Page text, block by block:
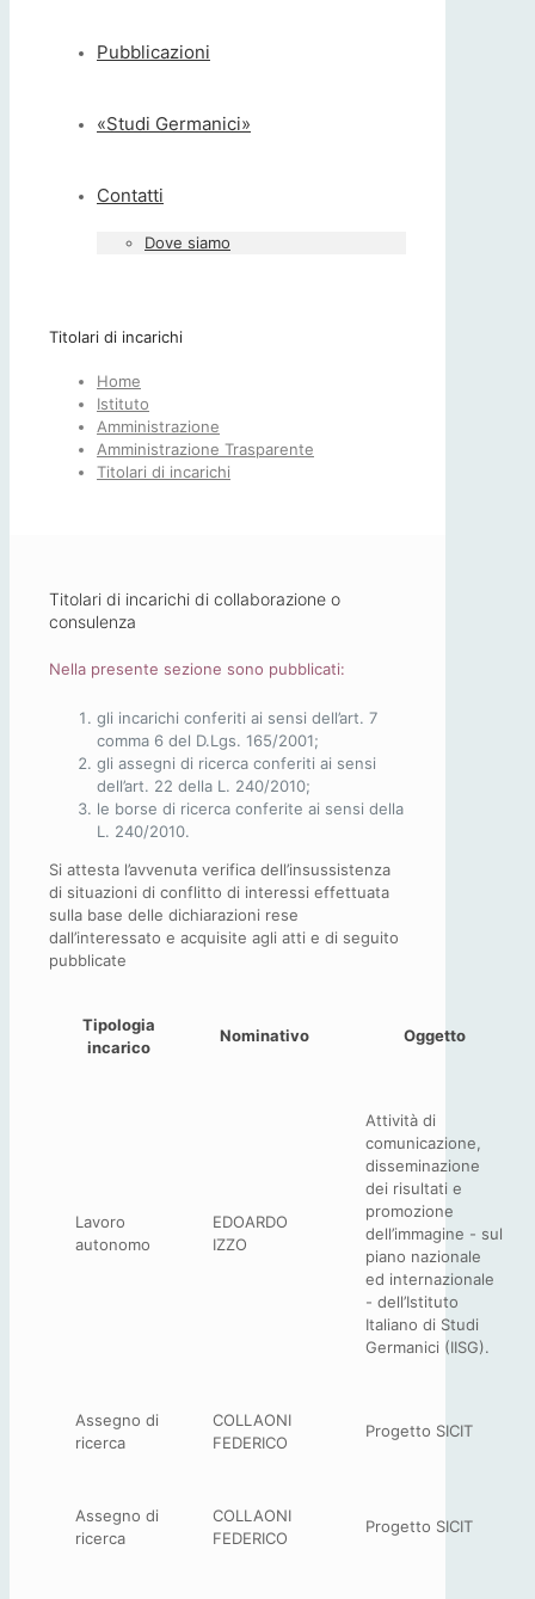
Pubblicazioni
«Studi Germanici»
Contatti
Dove siamo
Titolari di incarichi
Home
Istituto
Amministrazione
Amministrazione Trasparente
Titolari di incarichi
Titolari di incarichi di collaborazione o
consulenza
Nella presente sezione sono pubblicati:
gli incarichi conferiti ai sensi dell’art. 7
comma 6 del D.Lgs. 165/2001;
gli assegni di ricerca conferiti ai sensi
dell’art. 22 della L. 240/2010;
le borse di ricerca conferite ai sensi della
L. 240/2010.
Si attesta l’avvenuta verifica dell’insussistenza
di situazioni di conflitto di interessi effettuata
sulla base delle dichiarazioni rese
dall’interessato e acquisite agli atti e di seguito
pubblicate
Tipologia
incarico
Nominativo Oggetto
Lavoro
autonomo
EDOARDO
IZZO
Attività di
comunicazione,
disseminazione
dei risultati e
promozione
dell’immagine - sul
piano nazionale
ed internazionale
- dell’Istituto
Italiano di Studi
Germanici (IISG).
Assegno di
ricerca
COLLAONI
FEDERICO
Progetto SICIT
Assegno di
ricerca
COLLAONI
FEDERICO
Progetto SICIT